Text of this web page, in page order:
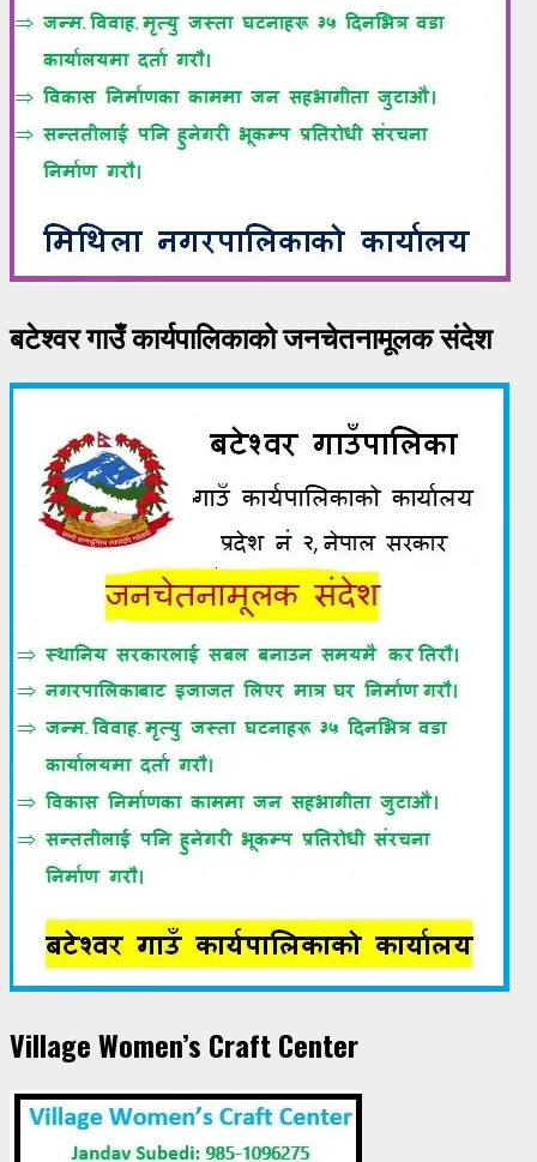
बटेश्वर गाउँ कार्यपालिकाको जनचेतनामूलक संदेश
Village Women’s Craft Center